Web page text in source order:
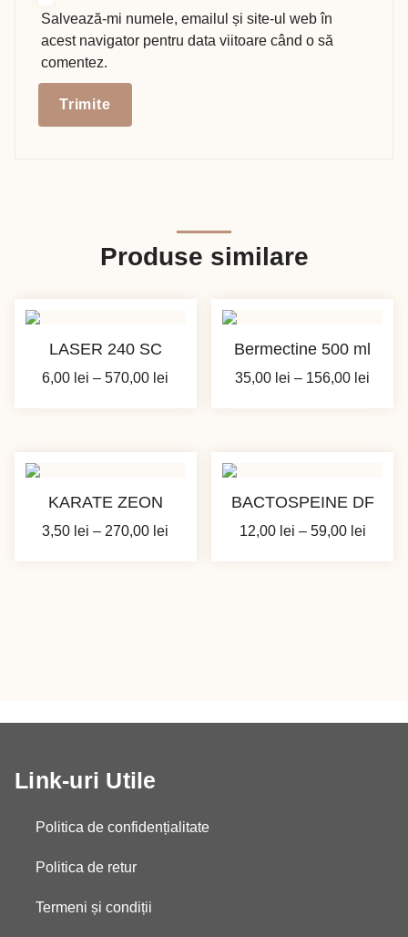
Salvează-mi numele, emailul și site-ul web în
acest navigator pentru data viitoare când o să
comentez.
Produse similare
LASER 240 SC
6,00 lei – 570,00 lei
Bermectine 500 ml
35,00 lei – 156,00 lei
KARATE ZEON
3,50 lei – 270,00 lei
BACTOSPEINE DF
12,00 lei – 59,00 lei
Link-uri Utile
Politica de confidențialitate
Politica de retur
Termeni și condiții